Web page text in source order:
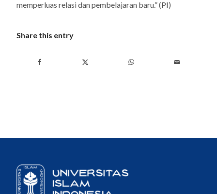
memperluas relasi dan pembelajaran baru.” (PI)
Share this entry